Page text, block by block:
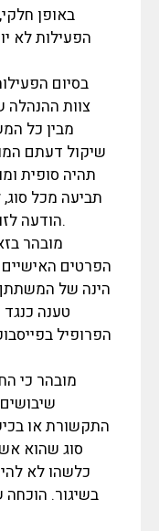
באופן
הפעילות לא
צוות
מבין כל
שיקול דעתם
תהיה סופית
תביעה מכל
הודעה לזוכה תימסר עד לתאריך 27.10.19.
הפרטים
הינה של
טענה
הפרופיל
התקשורת או
סוג שהוא
כלשהו לא
בשיגור.